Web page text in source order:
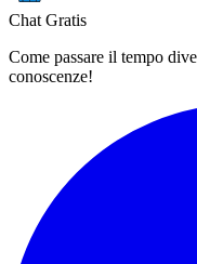
Chat Gratis
Come passare il tempo
conoscenze!